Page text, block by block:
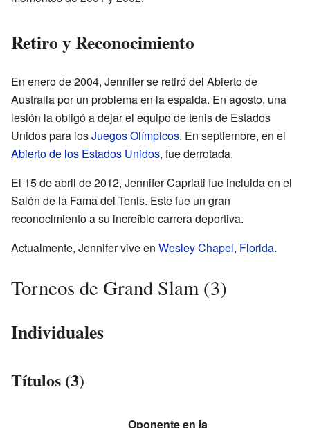
Retiro y Reconocimiento
En enero de 2004, Jennifer se retiró del Abierto de
Australia por un problema en la espalda. En agosto, una
lesión la obligó a dejar el equipo de tenis de Estados
Unidos para losJuegos Olímpicos. En septiembre, en el
Abierto de los Estados Unidos, fue derrotada.
El 15 de abril de 2012, Jennifer Capriati fue incluida en el
Salón de la Fama del Tenis. Este fue un gran
reconocimiento a su increíble carrera deportiva.
Actualmente, Jennifer vive en Wesley Chapel, Florida.
Torneos de Grand Slam (3)
Individuales
Títulos (3)
Oponente en la